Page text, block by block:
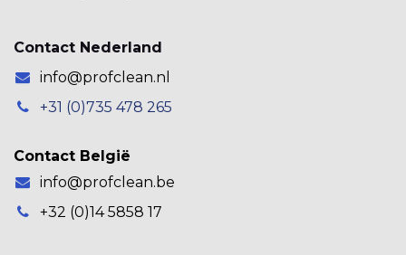
Contact Nederland
info@profclean.nl
+31 (0)735 478 265
Contact België
info@profclean.be
+32 (0)14 5858 17